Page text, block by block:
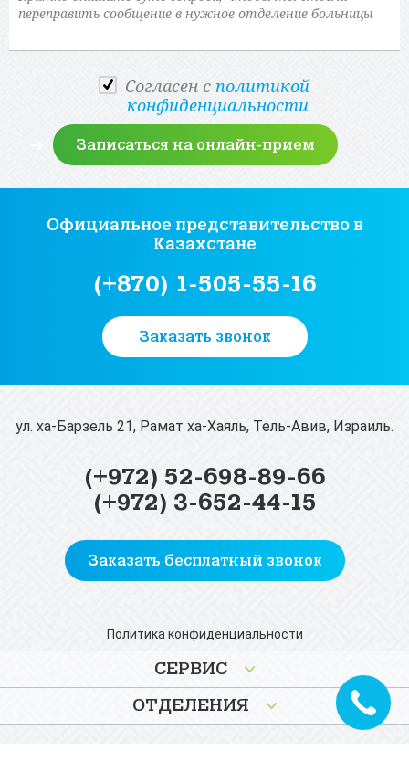
Cогласен с политикой
конфиденциальности
Официальное представительство в
Казахстане
(+870) 1-505-55-16
Заказать звонок
(+972) 52-698-89-66
(+972) 3-652-44-15
Заказать бесплатный звонок
ул. ха-Барзель 21, Рамат ха-Хаяль, Тель-Авив, Израиль.
Политика конфиденциальности
СЕРВИС
ОТДЕЛЕНИЯ